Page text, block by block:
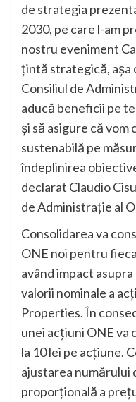
de strategia
2030, pe care l-am
nostru eveniment
țintă strategică, așa
Consiliul de
aducă beneficii pe
și să asigure că vom
sustenabilă pe
îndeplinirea
declarat Claudio
de Administrație al
Consolidarea va
ONE noi pentru
având impact
valorii nominale a
Properties. În
unei acțiuni ONE va
la 10 lei pe acțiune.
ajustarea numărului
proporțională a